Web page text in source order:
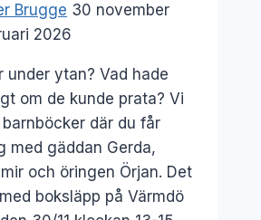
Brugge 30 november
2026
under ytan? Vad hade
om de kunde prata? Vi
där du får
med gäddan Gerda,
och öringen Örjan. Det
boksläpp på Värmdö